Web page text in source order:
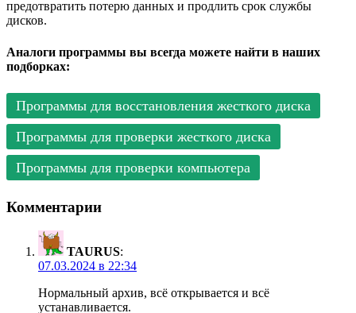
предотвратить потерю данных и продлить срок службы
дисков.
Аналоги программы вы всегда можете найти в наших
подборках:
Программы для восстановления жесткого диска
Программы для проверки жесткого диска
Программы для проверки компьютера
Комментарии
TAURUS:
07.03.2024 в 22:34
Нормальный архив, всё открывается и всё
устанавливается.